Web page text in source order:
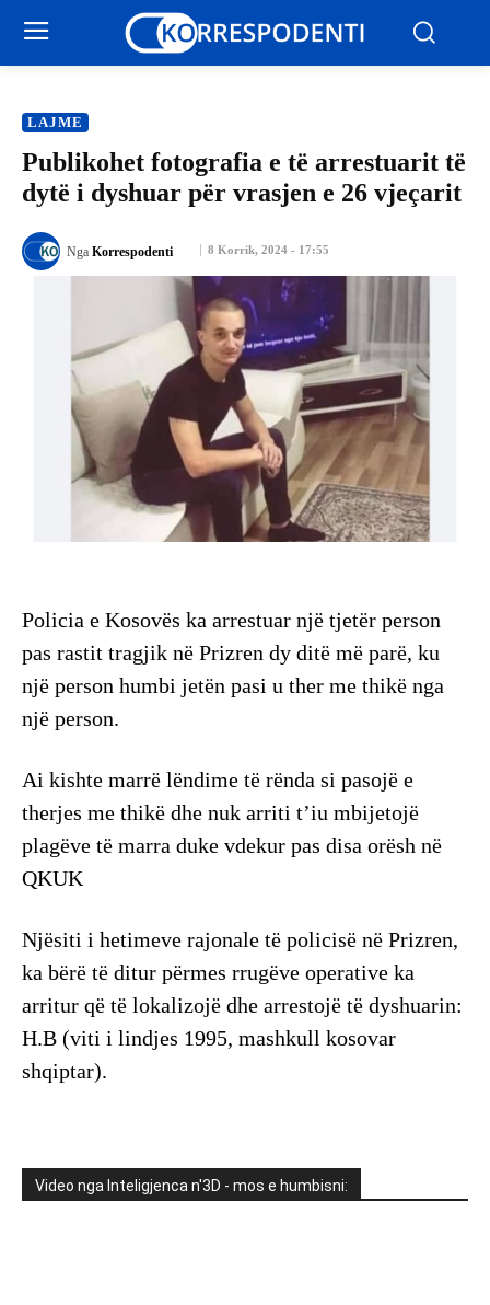
LAJME
Publikohet fotografia e të arrestuarit të
dytë i dyshuar për vrasjen e 26 vjeçarit
8 Korrik, 2024 - 17:55
Nga Korrespodenti
Policia e Kosovës ka arrestuar një tjetër person
pas rastit tragjik në Prizren dy ditë më parë, ku
një person humbi jetën pasi u ther me thikë nga
një person.
Ai kishte marrë lëndime të rënda si pasojë e
therjes me thikë dhe nuk arriti t’iu mbijetojë
plagëve të marra duke vdekur pas disa orësh në
QKUK
Njësiti i hetimeve rajonale të policisë në Prizren,
ka bërë të ditur përmes rrugëve operative ka
arritur që të lokalizojë dhe arrestojë të dyshuarin:
H.B (viti i lindjes 1995, mashkull kosovar
shqiptar).
Video nga Inteligjenca n'3D - mos e humbisni: